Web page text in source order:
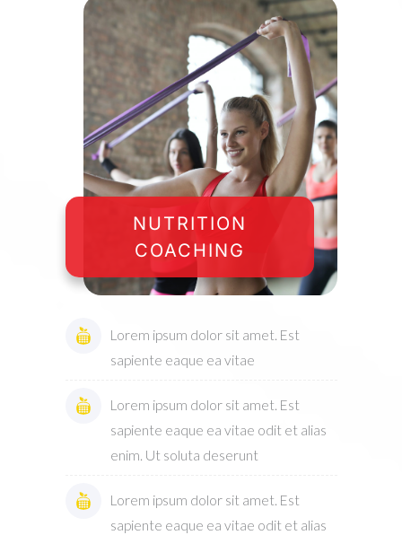
NUTRITION
COACHING
Lorem ipsum dolor sit amet. Est
sapiente eaque ea vitae
Lorem ipsum dolor sit amet. Est
sapiente eaque ea vitae odit et alias
enim. Ut soluta deserunt
Lorem ipsum dolor sit amet. Est
sapiente eaque ea vitae odit et alias